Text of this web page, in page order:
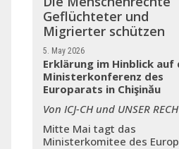
Geflüchteter und
Migrierter schützen
5. May 2026
Erklärung im Hinblick auf
Ministerkonferenz des
Europarats in Chişinău
Von ICJ-CH und UNSER
Mitte Mai tagt das
Ministerkomitee des